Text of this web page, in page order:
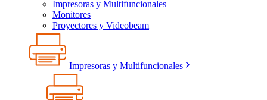
Impresoras y Multifuncionales
Monitores
Proyectores y Videobeam
Impresoras y Multifuncionales